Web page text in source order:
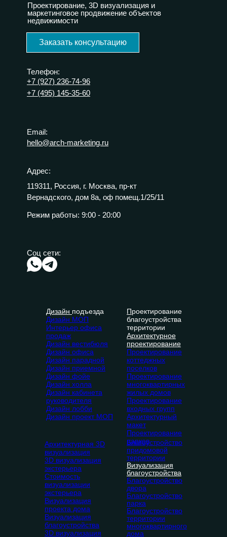
Адрес:
119311, Россия, г. Москва, пр-кт
Вернадского, дом 8а, оф помещ.1/25/11
Режим работы: 9:00 - 20:00
Соц сети:
Email:
hello@arch-marketing.ru
Телефон:
+7 (927) 236-74-96
+7 (495) 145-35-60
Проектирование, 3D визуализация и
маркетинговое продвижение объектов
недвижимости
Заказать консультацию
Благоустройство
придомовой
территории
Визуализация
благоустройства
Благоустройство
двора
Благоустройство
парка
Благоустройство
территории
многоквартирного
дома
Дизайн подъезда
Дизайн МОП
Интерьер офиса
продаж
Дизайн вестибюля
Дизайн офиса
Дизайн парадной
Дизайн приемной
Дизайн фойе
Дизайн холла
Дизайн кабинета
руководителя
Дизайн лобби
Дизайн проект МОП
Проектирование
благоустройства
территории
Архитектурное
проектирование
Проектирование
коттеджных
поселков
Проектирование
многоквартирных
жилых домов
Проектирование
входных групп
Архитектурный
макет
Проектирование
парков
Архитектурная 3D
визуализация
3D визуализация
экстерьера
Стоимость
визуализации
экстерьера
Визуализация
проекта дома
Визуализация
благоустройства
3D визуализация